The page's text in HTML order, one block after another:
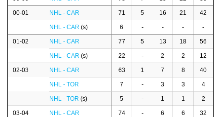
00-01 NHL - CAR 71 5 16 21 42
NHL - CAR (s) 6 - - - -
01-02 NHL - CAR 77 5 13 18 56
NHL - CAR (s) 22 - 2 2 12
02-03 NHL - CAR 63 1 7 8 40
NHL - TOR 7 - 3 3 4
NHL - TOR (s) 5 - 1 1 2
03-04 NHL - CAR 74 - 6 6 32